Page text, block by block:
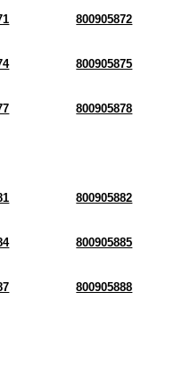
800905872
800905875
800905878
800905882
800905885
800905888